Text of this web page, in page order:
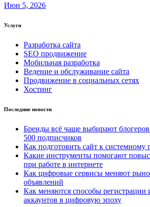
Июн 5, 2026
Услуги
Разработка сайта
SEO продвижение
Мобильная разработка
Ведение и обслуживание сайта
Продвижение в социальных сетях
Хостинг
Последние новости
Бренды всё чаще выбирают блогеров
500 подписчиков
Как подготовить сайт к
Какие инструменты помогают
при работе в интернете
Как цифровые сервисы меняют
объявлений
Как меняются способы регистрации
аккаунтов в цифровую эпоху